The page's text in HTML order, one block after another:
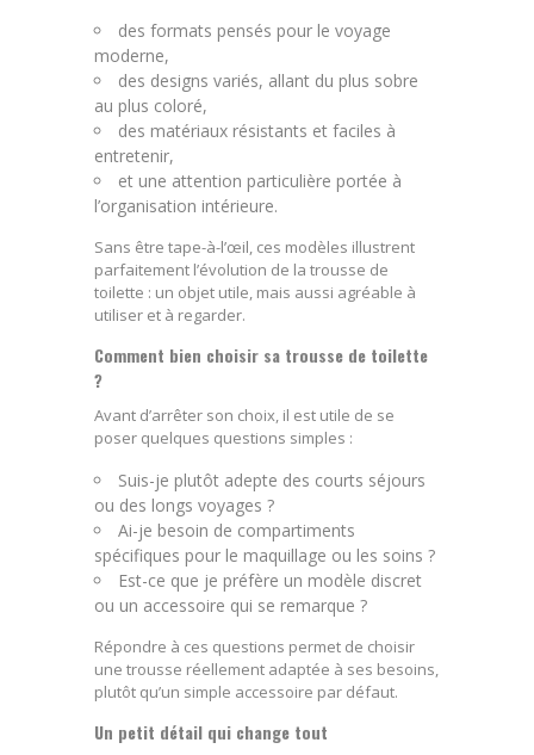
des formats pensés pour le voyage
moderne,
des designs variés, allant du plus sobre
au plus coloré,
des matériaux résistants et faciles à
entretenir,
et une attention particulière portée à
l’organisation intérieure.
Sans être tape-à-l’œil, ces modèles illustrent
parfaitement l’évolution de la trousse de
toilette : un objet utile, mais aussi agréable à
utiliser et à regarder.
Comment bien choisir sa trousse de toilette
?
Avant d’arrêter son choix, il est utile de se
poser quelques questions simples :
Suis-je plutôt adepte des courts séjours
ou des longs voyages ?
Ai-je besoin de compartiments
spécifiques pour le maquillage ou les soins ?
Est-ce que je préfère un modèle discret
ou un accessoire qui se remarque ?
Répondre à ces questions permet de choisir
une trousse réellement adaptée à ses besoins,
plutôt qu’un simple accessoire par défaut.
Un petit détail qui change tout